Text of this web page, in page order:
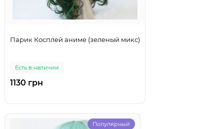
Парик Косплей аниме (зеленый микс)
Есть в наличии
1130 грн
Популярный